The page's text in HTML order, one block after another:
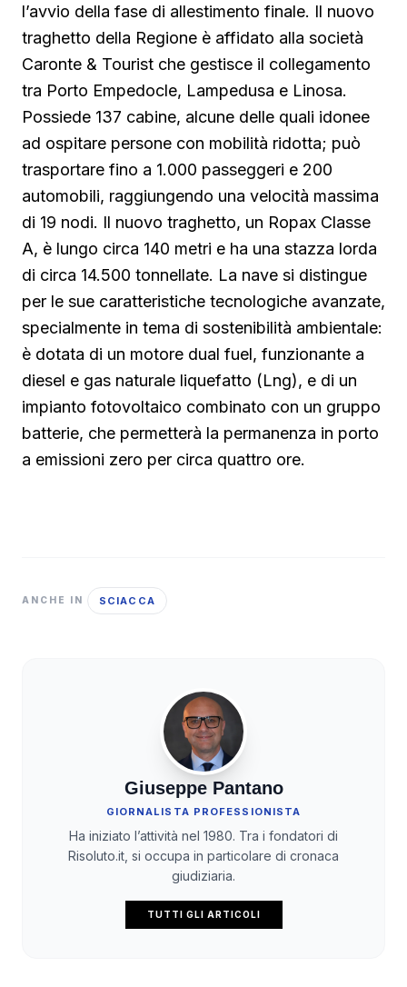
l’avvio della fase di allestimento finale. Il nuovo
traghetto della Regione è affidato alla società
Caronte & Tourist che gestisce il collegamento
tra Porto Empedocle, Lampedusa e Linosa.
Possiede 137 cabine, alcune delle quali idonee
ad ospitare persone con mobilità ridotta; può
trasportare fino a 1.000 passeggeri e 200
automobili, raggiungendo una velocità massima
di 19 nodi. Il nuovo traghetto, un Ropax Classe
A, è lungo circa 140 metri e ha una stazza lorda
di circa 14.500 tonnellate. La nave si distingue
per le sue caratteristiche tecnologiche avanzate,
specialmente in tema di sostenibilità ambientale:
è dotata di un motore dual fuel, funzionante a
diesel e gas naturale liquefatto (Lng), e di un
impianto fotovoltaico combinato con un gruppo
batterie, che permetterà la permanenza in porto
a emissioni zero per circa quattro ore.
ANCHE IN SCIACCA
Giuseppe Pantano
GIORNALISTA PROFESSIONISTA
Ha iniziato l’attività nel 1980. Tra i fondatori di
Risoluto.it, si occupa in particolare di cronaca
giudiziaria.
TUTTI GLI ARTICOLI